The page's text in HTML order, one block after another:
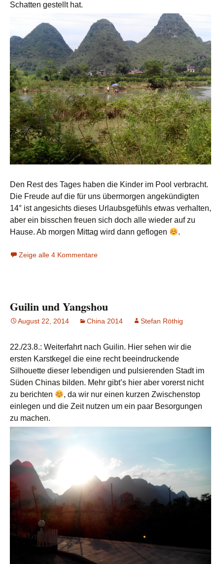
Schatten gestellt hat.
Den Rest des Tages haben die Kinder im Pool verbracht.
Die Freude auf die für uns übermorgen angekündigten
14° ist angesichts dieses Urlaubsgefühls etwas verhalten,
aber ein bisschen freuen sich doch alle wieder auf zu
Hause. Ab morgen Mittag wird dann geflogen
.
Zeige alle 4 Kommentare
Guilin und Yangshou
August 22, 2014 China 2014 Stefan Röthig
22./23.8.: Weiterfahrt nach Guilin. Hier sehen wir die
ersten Karstkegel die eine recht beeindruckende
Silhouette dieser lebendigen und pulsierenden Stadt im
Süden Chinas bilden. Mehr gibt’s hier aber vorerst nicht
zu berichten
, da wir nur einen kurzen Zwischenstop
einlegen und die Zeit nutzen um ein paar Besorgungen
zu machen.